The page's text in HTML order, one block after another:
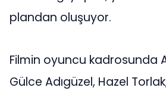
plandan oluşuyor.
Filmin oyuncu kadrosunda
Gülce Adıgüzel, Hazel